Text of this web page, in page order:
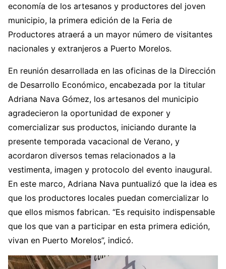
economía de los artesanos y productores del joven
municipio, la primera edición de la Feria de
Productores atraerá a un mayor número de visitantes
nacionales y extranjeros a Puerto Morelos.
En reunión desarrollada en las oficinas de la Dirección
de Desarrollo Económico, encabezada por la titular
Adriana Nava Gómez, los artesanos del municipio
agradecieron la oportunidad de exponer y
comercializar sus productos, iniciando durante la
presente temporada vacacional de Verano, y
acordaron diversos temas relacionados a la
vestimenta, imagen y protocolo del evento inaugural.
En este marco, Adriana Nava puntualizó que la idea es
que los productores locales puedan comercializar lo
que ellos mismos fabrican. “Es requisito indispensable
que los que van a participar en esta primera edición,
vivan en Puerto Morelos”, indicó.